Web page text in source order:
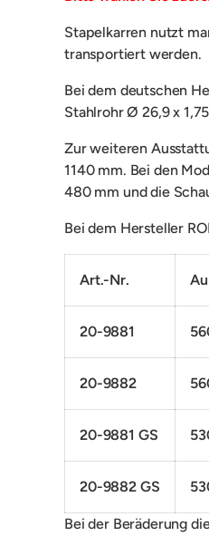
Stapelkarren nutzt
transportiert werden.
Bei dem deutschen
Stahlrohr Ø 26,9 x
Zur weiteren
1140 mm. Bei den
480 mm und die
Bei dem Hersteller
Art.-Nr.
20-9881
20-9882
20-9881 GS
20-9882 GS
Bei der Beräderung